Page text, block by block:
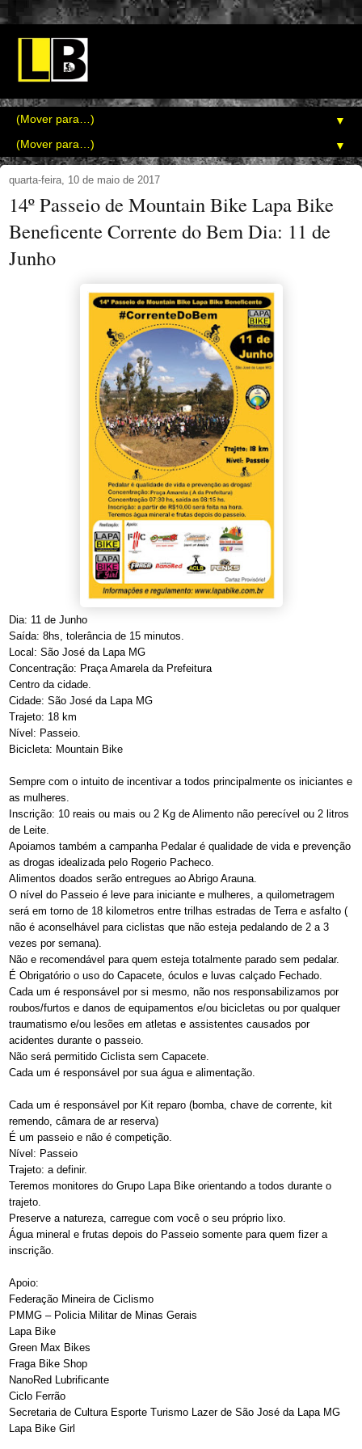
▼
▼
quarta-feira, 10 de maio de 2017
14º Passeio de Mountain Bike Lapa Bike
Beneficente Corrente do Bem Dia: 11 de
Junho
Dia: 11 de Junho
Saída: 8hs, tolerância de 15 minutos.
Local: São José da Lapa MG
Concentração: Praça Amarela da Prefeitura
Centro da cidade.
Cidade: São José da Lapa MG
Trajeto: 18 km
Nível: Passeio.
Bicicleta: Mountain Bike
Sempre com o intuito de incentivar a todos principalmente os iniciantes e
as mulheres.
Inscrição: 10 reais ou mais ou 2 Kg de Alimento não perecível ou 2 litros
de Leite.
Apoiamos também a campanha Pedalar é qualidade de vida e prevenção
as drogas idealizada pelo Rogerio Pacheco.
Alimentos doados serão entregues ao Abrigo Arauna.
O nível do Passeio é leve para iniciante e mulheres, a quilometragem
será em torno de 18 kilometros entre trilhas estradas de Terra e asfalto (
não é aconselhável para ciclistas que não esteja pedalando de 2 a 3
vezes por semana).
Não e recomendável para quem esteja totalmente parado sem pedalar.
É Obrigatório o uso do Capacete, óculos e luvas calçado Fechado.
Cada um é responsável por si mesmo, não nos responsabilizamos por
roubos/furtos e danos de equipamentos e/ou bicicletas ou por qualquer
traumatismo e/ou lesões em atletas e assistentes causados por
acidentes durante o passeio.
Não será permitido Ciclista sem Capacete.
Cada um é responsável por sua água e alimentação.
Cada um é responsável por Kit reparo (bomba, chave de corrente, kit
remendo, câmara de ar reserva)
É um passeio e não é competição.
Nível: Passeio
Trajeto: a definir.
Teremos monitores do Grupo Lapa Bike orientando a todos durante o
trajeto.
Preserve a natureza, carregue com você o seu próprio lixo.
Água mineral e frutas depois do Passeio somente para quem fizer a
inscrição.
Apoio:
Federação Mineira de Ciclismo
PMMG – Policia Militar de Minas Gerais
Lapa Bike
Green Max Bikes
Fraga Bike Shop
NanoRed Lubrificante
Ciclo Ferrão
Secretaria de Cultura Esporte Turismo Lazer de São José da Lapa MG
Lapa Bike Girl